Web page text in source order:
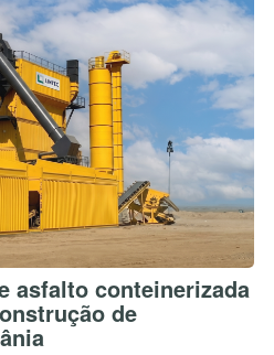
asfalto conteinerizada
de